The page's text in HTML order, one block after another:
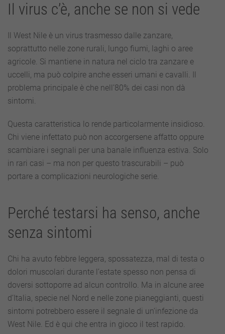
Il virus c’è, anche se non si vede
Il West Nile è un virus trasmesso dalle zanzare,
soprattutto nelle zone rurali, lungo fiumi, laghi o aree
agricole. Si mantiene in natura nel ciclo tra zanzare e
uccelli, ma può colpire anche esseri umani e cavalli. Il
problema principale è che nell’80% dei casi non dà
sintomi.
Questa caratteristica lo rende particolarmente insidioso.
Chi viene infettato può non accorgersene affatto oppure
scambiare i segnali per una banale influenza estiva. Solo
in rari casi – ma non per questo trascurabili – può
portare a complicazioni neurologiche serie.
Perché testarsi ha senso, anche
senza sintomi
Chi ha avuto febbre leggera, spossatezza, mal di testa o
dolori muscolari durante l’estate spesso non pensa di
doversi sottoporre ad alcun controllo. Ma in alcune aree
d’Italia, specie nel Nord e nelle zone pianeggianti, questi
sintomi potrebbero essere il segnale di un’infezione da
West Nile. Ed è qui che entra in gioco il test rapido.